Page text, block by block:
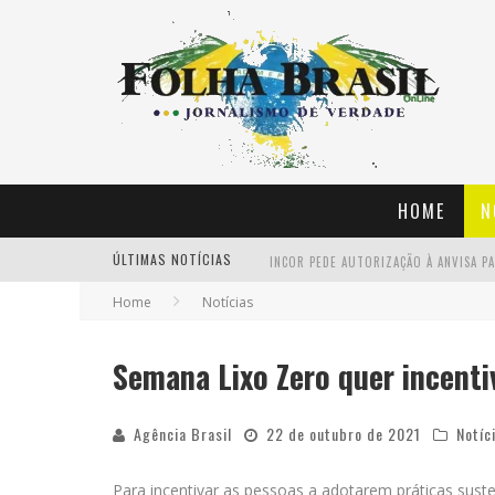
HOME
ÚLTIMAS NOTÍCIAS INCOR PEDE AUTORIZAÇÃO À ANVISA
COVID-19: CASOS SOBEM PARA 21,71
Home Notícias
Semana Lixo Zero quer
Agência Brasil 22 de outubro de 2021
Para incentivar as pessoas a adotarem práticas